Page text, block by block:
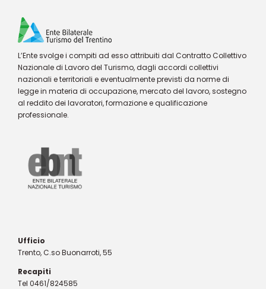
L’Ente svolge i compiti ad esso attribuiti dal Contratto Collettivo
Nazionale di Lavoro del Turismo, dagli accordi collettivi
nazionali e territoriali e eventualmente previsti da norme di
legge in materia di occupazione, mercato del lavoro, sostegno
al reddito dei lavoratori, formazione e qualificazione
professionale.
Ufficio
Trento, C.so Buonarroti, 55
Recapiti
Tel 0461/824585